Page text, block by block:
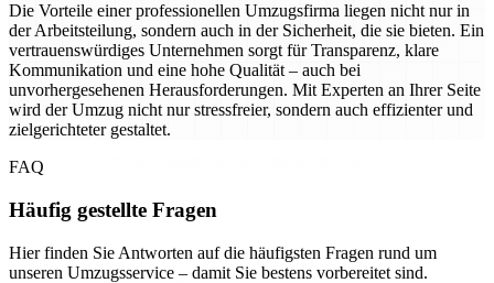
Die Vorteile einer professionellen Umzugsfirma liegen nicht nur in
der Arbeitsteilung, sondern auch in der Sicherheit, die sie bieten. Ein
vertrauenswürdiges Unternehmen sorgt für Transparenz, klare
Kommunikation und eine hohe Qualität – auch bei
unvorhergesehenen Herausforderungen. Mit Experten an Ihrer Seite
wird der Umzug nicht nur stressfreier, sondern auch effizienter und
zielgerichteter gestaltet.
FAQ
Häufig gestellte Fragen
Hier finden Sie Antworten auf die häufigsten Fragen rund um
unseren Umzugsservice – damit Sie bestens vorbereitet sind.